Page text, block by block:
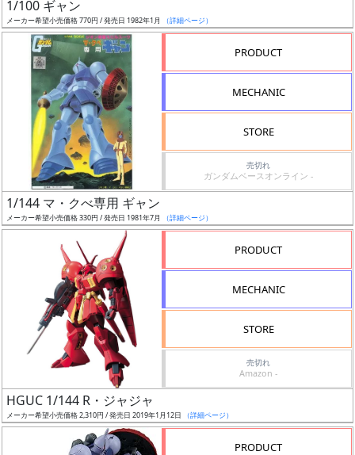
リ
グ
レ
ル
1/100 ギャン
メーカー希望小売価格 770円 / 発売日 1982年1月 （詳細ページ）
PRODUCT
MECHANIC
STORE
売切れ
ガンダムベースオンライン -
1/144 マ・クべ専用 ギャン
メーカー希望小売価格 330円 / 発売日 1981年7月 （詳細ページ）
PRODUCT
MECHANIC
STORE
売切れ
Amazon -
HGUC 1/144 R・ジャジャ
メーカー希望小売価格 2,310円 / 発売日 2019年1月12日 （詳細ページ）
PRODUCT